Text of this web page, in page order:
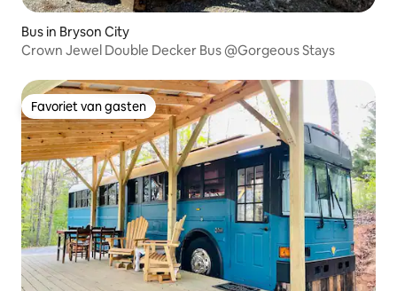
Bus in Bryson City
Crown Jewel Double Decker Bus @Gorgeous Stays
Favoriet van gasten
Favoriet van gasten